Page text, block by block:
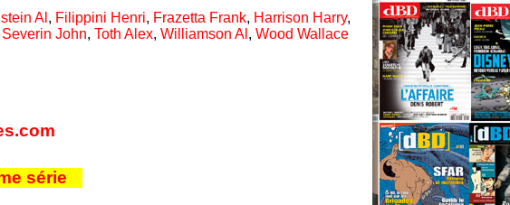
Al , Filippini Henri, Frazetta Frank, Harrison Harry,
Severin John, Toth Alex, Williamson Al , Wood Wallace
série